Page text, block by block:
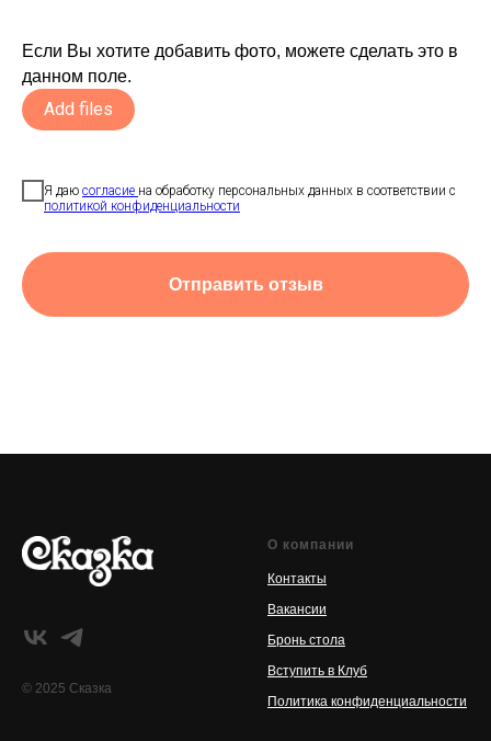
Если Вы хотите добавить фото, можете сделать это в
данном поле.
Add files
Я даю согласие на обработку персональных данных в соответствии с
политикой конфиденциальности
Отправить отзыв
© 2025 Сказка
О компании
Контакты
Вакансии
Бронь стола
Вступить в Клуб
Политика конфиденциальности